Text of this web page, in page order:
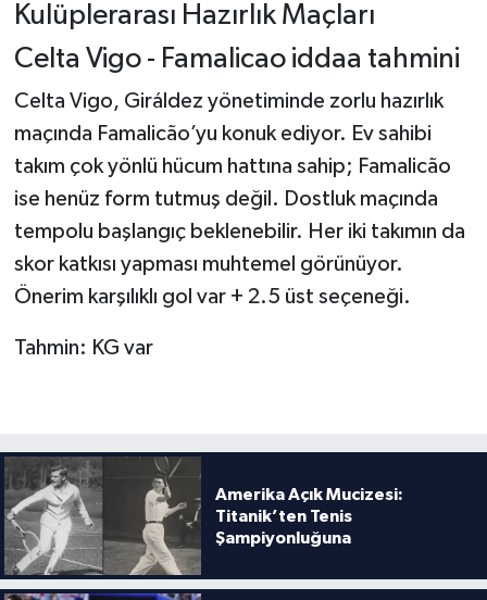
Kulüplerarası Hazırlık Maçları
Celta Vigo - Famalicao iddaa tahmini
Celta Vigo, Giráldez yönetiminde zorlu hazırlık
maçında Famalicão’yu konuk ediyor. Ev sahibi
takım çok yönlü hücum hattına sahip; Famalicão
ise henüz form tutmuş değil. Dostluk maçında
tempolu başlangıç beklenebilir. Her iki takımın da
skor katkısı yapması muhtemel görünüyor.
Önerim karşılıklı gol var + 2.5 üst seçeneği.
Tahmin: KG var
Amerika Açık Mucizesi:
Titanik’ten Tenis
Şampiyonluğuna